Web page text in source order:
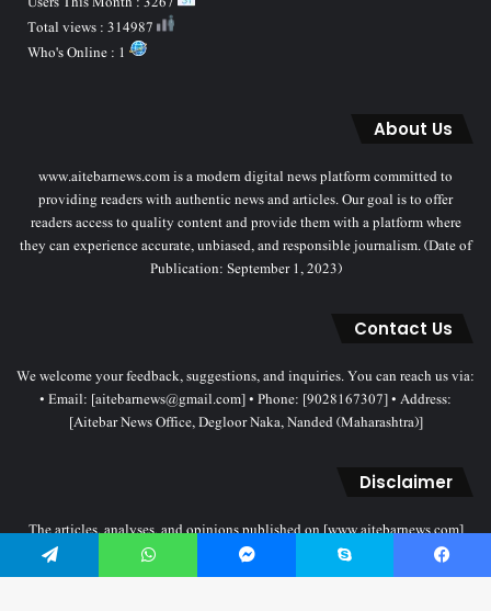
About Us
www.aitebarnews.com is a modern digital news platform committed to
providing readers with authentic news and articles. Our goal is to offer
readers access to quality content and provide them with a platform where
they can experience accurate, unbiased, and responsible journalism. (Date of
Publication: September 1, 2023)
Contact Us
We welcome your feedback, suggestions, and inquiries. You can reach us via:
• Email: [aitebarnews@gmail.com] • Phone: [9028167307] • Address:
[Aitebar News Office, Degloor Naka, Nanded (Maharashtra)]
Disclaimer
The articles, analyses, and opinions published on [www.aitebarnews.com]
solely represent the personal views and opinions of the authors. These views
do not necessarily reflect the stance of the Aitebar News management. Any
Facebook
Skype
Messenger
WhatsApp
Telegram